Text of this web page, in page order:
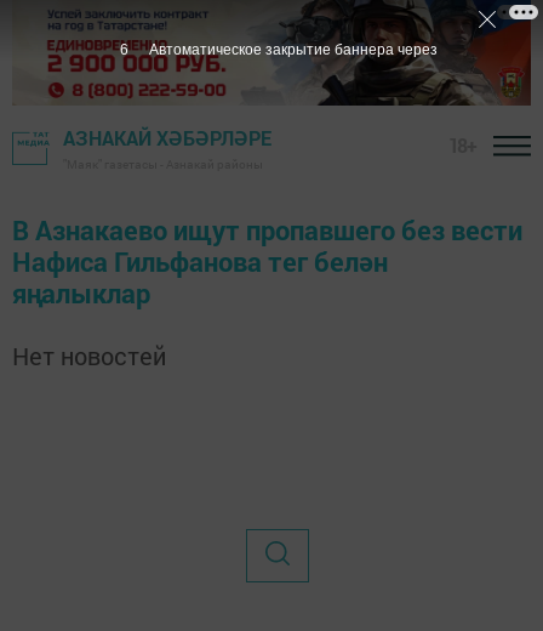
АЗНАКАЙ ХӘБӘРЛӘРЕ
В Азнакаево ищут пропавшего без вести
Нафиса Гильфанова тег белән
яңалыклар
Нет новостей
6 Автоматическое закрытие баннера через